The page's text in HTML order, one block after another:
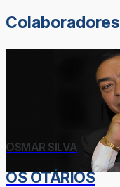
Colaboradores
OSMAR SILVA
OS OTÁRIOS